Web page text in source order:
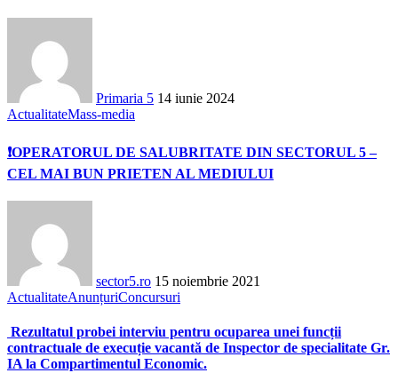
Primaria 5 14 iunie 2024
ActualitateMass-media
❗OPERATORUL DE SALUBRITATE DIN SECTORUL 5 –
CEL MAI BUN PRIETEN AL MEDIULUI
sector5.ro 15 noiembrie 2021
ActualitateAnunțuriConcursuri
Rezultatul probei interviu pentru ocuparea unei funcții
contractuale de execuție vacantă de Inspector de specialitate Gr.
IA la Compartimentul Economic.